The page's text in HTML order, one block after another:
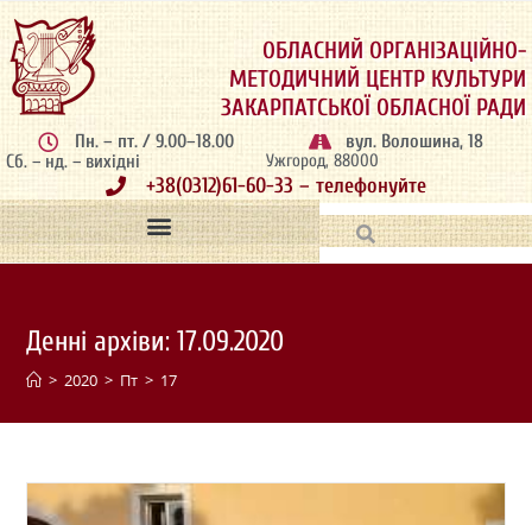
ОБЛАСНИЙ ОРГАНІЗАЦІЙНО-
МЕТОДИЧНИЙ ЦЕНТР КУЛЬТУРИ
ЗАКАРПАТСЬКОЇ ОБЛАСНОЇ РАДИ
Пн. – пт. / 9.00–18.00
Сб. – нд. – вихідні
вул. Волошина, 18
Ужгород, 88000
+38(0312)61-60-33 – телефонуйте
Денні архіви: 17.09.2020
> 2020 > Пт > 17